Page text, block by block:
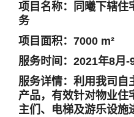
项目名称：
同曦下辖住
务
项目面积： 7000 m²
服务时间： 2021年8月-
服务详情： 利用我司自
产品，有效针对物业住
主们、电梯及游乐设施